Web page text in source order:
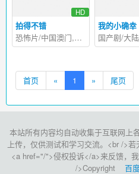
拍得不错
HD
恐怖片/中国澳门,香港/2016
我的小确幸
国产剧/大
首页 « 1 » 尾页
本站所有内容均自动收集于互联网上
上传，仅供测试和学习交流。<br />
<a href="/">侵权投诉</a>来反馈，
/>Copyright 百